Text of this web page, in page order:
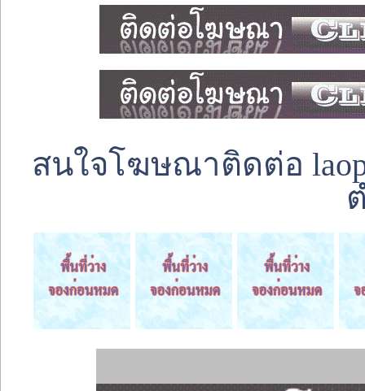
สนใจโฆษณาติดต่อ